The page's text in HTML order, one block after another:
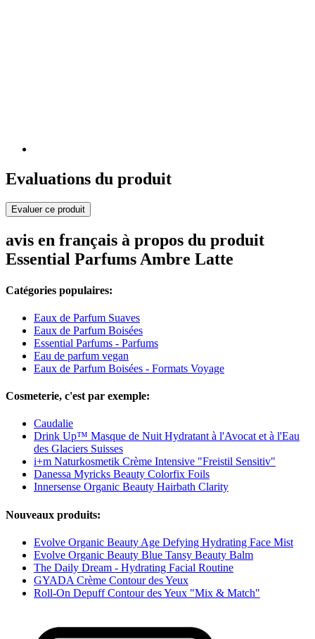
Evaluations du produit
Evaluer ce produit
avis en français à propos du produit
Essential Parfums Ambre Latte
Catégories populaires:
Eaux de Parfum Suaves
Eaux de Parfum Boisées
Essential Parfums - Parfums
Eau de parfum vegan
Eaux de Parfum Boisées - Formats Voyage
Cosmeterie, c'est par exemple:
Caudalie
Drink Up™ Masque de Nuit Hydratant à l'Avocat et à l'Eau
des Glaciers Suisses
i+m Naturkosmetik Crème Intensive "Freistil Sensitiv"
Danessa Myricks Beauty Colorfix Foils
Innersense Organic Beauty Hairbath Clarity
Nouveaux produits:
Evolve Organic Beauty Age Defying Hydrating Face Mist
Evolve Organic Beauty Blue Tansy Beauty Balm
The Daily Dream - Hydrating Facial Routine
GYADA Crème Contour des Yeux
Roll-On Depuff Contour des Yeux "Mix & Match"